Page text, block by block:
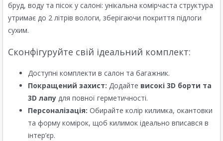
бруд, воду та пісок у салоні: унікальна комірчаста структура
утримає до 2 літрів вологи, зберігаючи покриття підлоги
сухим.
Сконфігуруйте свій ідеальний комплект:
Доступні комплекти в салон та багажник.
Покращений захист: Додайте високі 3D борти та
3D лапу для повної герметичності.
Персоналізація: Обирайте колір килимка, окантовки
та форму комірок, щоб килимок ідеально вписався в
інтер’єр.